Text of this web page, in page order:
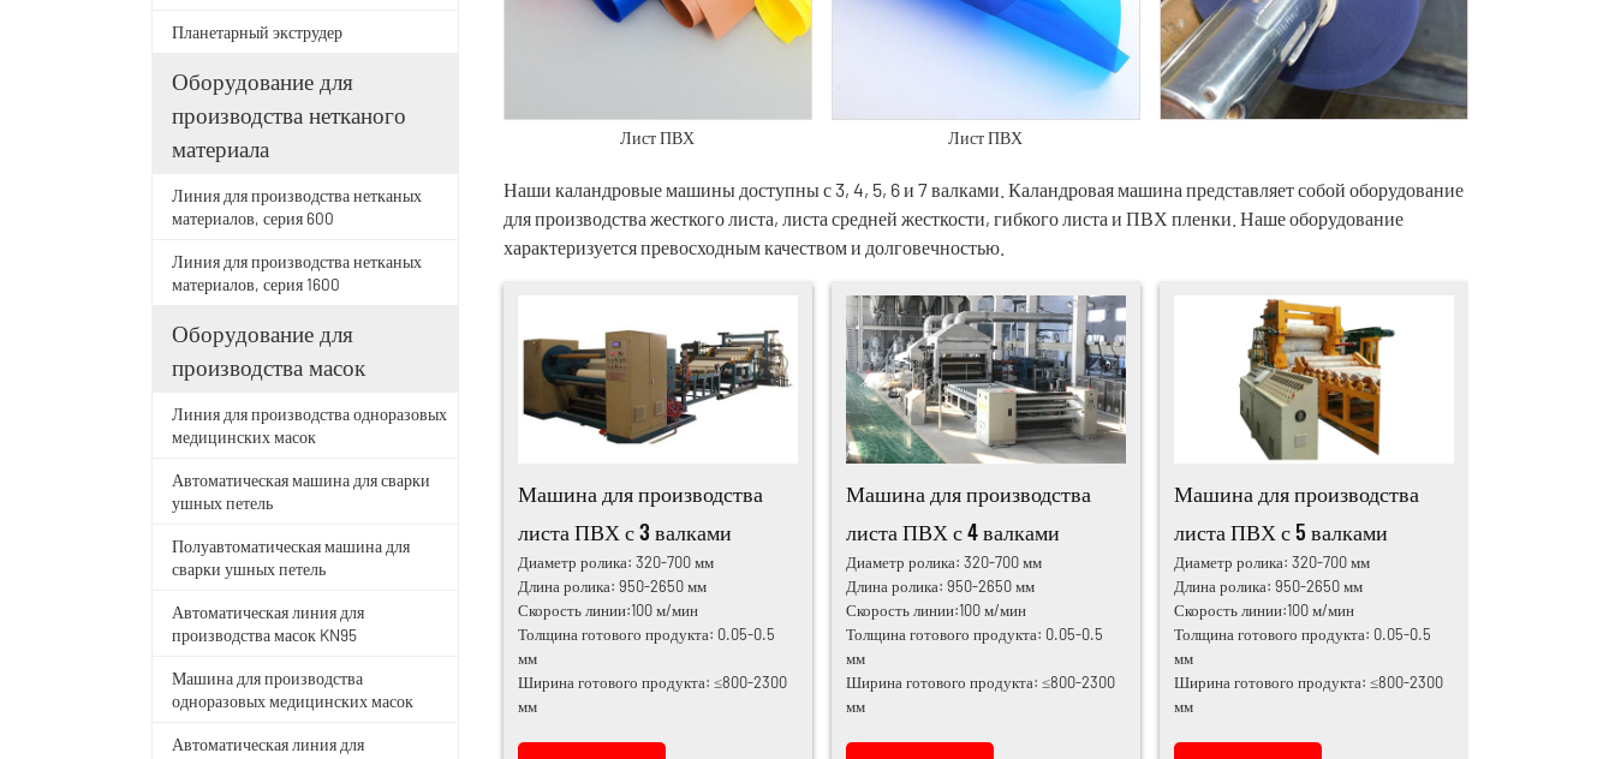
Лист ПВХ Лист ПВХ
Наши каландровые машины доступны с 3, 4, 5, 6 и 7 валками. Каландровая машина представляет собой оборудование
для производства жесткого листа, листа средней жесткости, гибкого листа и ПВХ пленки. Наше оборудование
характеризуется превосходным качеством и долговечностью.
Машина для производства
листа ПВХ с 3 валками
Диаметр ролика: 320-700 мм
Длина ролика: 950-2650 мм
Скорость линии:100 м/мин
Толщина готового продукта: 0.05-0.5
мм
Ширина готового продукта: ≤800-2300
мм
Машина для производства
листа ПВХ с 4 валками
Диаметр ролика: 320-700 мм
Длина ролика: 950-2650 мм
Скорость линии:100 м/мин
Толщина готового продукта: 0.05-0.5
мм
Ширина готового продукта: ≤800-2300
мм
Машина для производства
листа ПВХ с 5 валками
Диаметр ролика: 320-700 мм
Длина ролика: 950-2650 мм
Скорость линии:100 м/мин
Толщина готового продукта: 0.05-0.5
мм
Ширина готового продукта: ≤800-2300
мм
Планетарный экструдер
Оборудование для
производства нетканого
материала
Линия для производства нетканых
материалов, серия 600
Линия для производства нетканых
материалов, серия 1600
Оборудование для
производства масок
Линия для производства одноразовых
медицинских масок
Автоматическая машина для сварки
ушных петель
Полуавтоматическая машина для
сварки ушных петель
Автоматическая линия для
производства масок KN95
Машина для производства
одноразовых медицинских масок
Автоматическая линия для